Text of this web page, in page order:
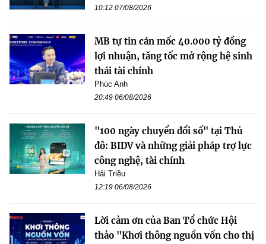
10:12 07/08/2026
MB tự tin cán mốc 40.000 tỷ đồng
lợi nhuận, tăng tốc mở rộng hệ sinh
thái tài chính
Phúc Anh
20:49 06/08/2026
"100 ngày chuyển đổi số" tại Thủ
đô: BIDV và những giải pháp trợ lực
công nghệ, tài chính
Hải Triều
12:19 06/08/2026
Lời cảm ơn của Ban Tổ chức Hội
thảo "Khơi thông nguồn vốn cho thị